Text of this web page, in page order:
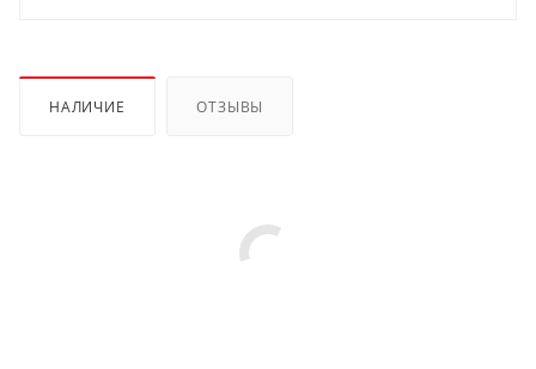
НАЛИЧИЕ ОТЗЫВЫ